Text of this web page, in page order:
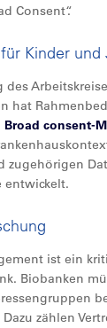
Consent“.
Kinder und
des
hat
Broad consent-
zugehörigen
entwickelt.
ist ein
Biobanken
zählen